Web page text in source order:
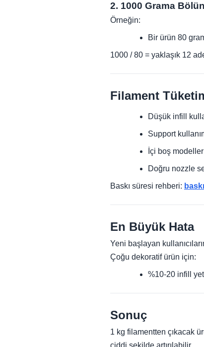
2. 1000 Grama Bölün
Örneğin:
Bir ürün 80
1000 / 80 = yaklaşık 12
Filament
Düşük infill
Support
İçi boş
Doğru nozzle
Baskı süresi rehberi:
En Büyük Hata
Yeni başlayan
Çoğu dekoratif ürün için:
%10-20 infill
Sonuç
1 kg filamentten çıkacak